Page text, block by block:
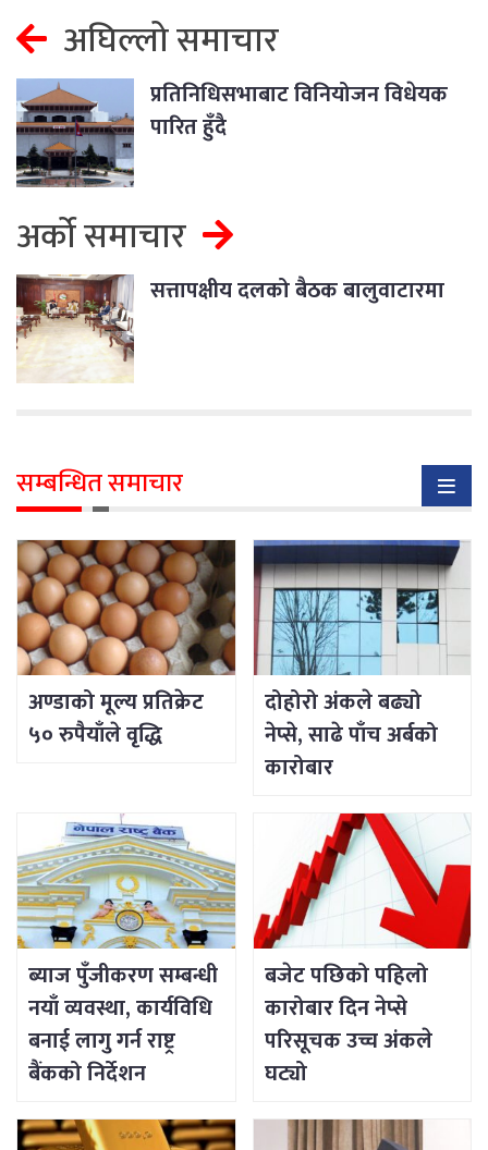
अघिल्लो समाचार
प्रतिनिधिसभाबाट विनियोजन विधेयक
पारित हुँदै
अर्को समाचार
सत्तापक्षीय दलको बैठक बालुवाटारमा
सम्बन्धित समाचार
अण्डाको मूल्य प्रतिक्रेट
५० रुपैयाँले वृद्धि
दोहोरो अंकले बढ्यो
नेप्से, साढे पाँच अर्बको
कारोबार
ब्याज पुँजीकरण सम्बन्धी
नयाँ व्यवस्था, कार्यविधि
बनाई लागु गर्न राष्ट्र
बैंकको निर्देशन
बजेट पछिको पहिलो
कारोबार दिन नेप्से
परिसूचक उच्च अंकले
घट्यो